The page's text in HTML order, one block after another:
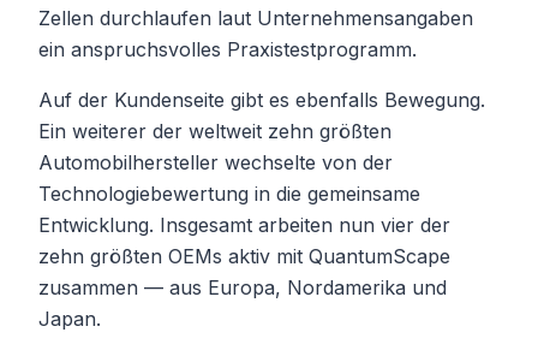
Zellen durchlaufen laut Unternehmensangaben
ein anspruchsvolles Praxistestprogramm.
Auf der Kundenseite gibt es ebenfalls Bewegung.
Ein weiterer der weltweit zehn größten
Automobilhersteller wechselte von der
Technologiebewertung in die gemeinsame
Entwicklung. Insgesamt arbeiten nun vier der
zehn größten OEMs aktiv mit QuantumScape
zusammen — aus Europa, Nordamerika und
Japan.